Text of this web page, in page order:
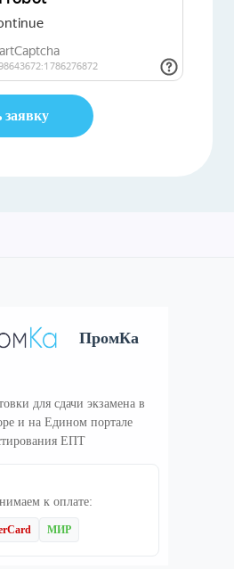
ПромКа
для сдачи экзамена в
и на Едином портале
ЕПТ
к оплате:
МИР